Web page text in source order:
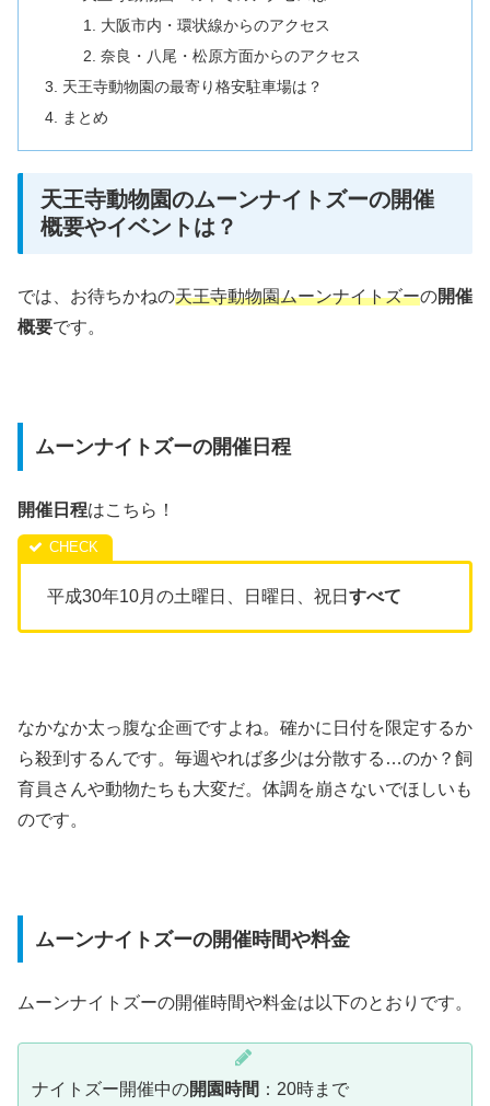
大阪市内・環状線からのアクセス
奈良・八尾・松原方面からのアクセス
天王寺動物園の最寄り格安駐車場は？
まとめ
天王寺動物園のムーンナイトズーの開催
概要やイベントは？
では、お待ちかねの天王寺動物園ムーンナイトズーの開催
概要です。
ムーンナイトズーの開催日程
開催日程はこちら！
平成30年10月の土曜日、日曜日、祝日 すべて
なかなか太っ腹な企画ですよね。確かに日付を限定するか
ら殺到するんです。毎週やれば多少は分散する…のか？飼
育員さんや動物たちも大変だ。体調を崩さないでほしいも
のです。
ムーンナイトズーの開催時間や料金
ムーンナイトズーの開催時間や料金は以下のとおりです。
ナイトズー開催中の開園時間 ：20時まで